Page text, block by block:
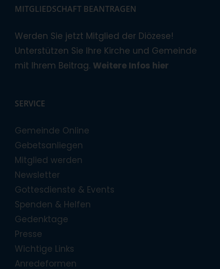
MITGLIEDSCHAFT BEANTRAGEN
Werden Sie jetzt Mitglied der Diözese!
Unterstützen Sie Ihre Kirche und Gemeinde
mit Ihrem Beitrag. Weitere Infos hier
SERVICE
Gemeinde Online
Gebetsanliegen
Mitglied werden
Newsletter
Gottesdienste & Events
Spenden & Helfen
Gedenktage
Presse
Wichtige Links
Anredeformen